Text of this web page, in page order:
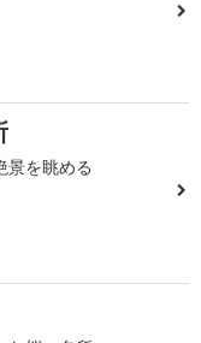
景を眺める